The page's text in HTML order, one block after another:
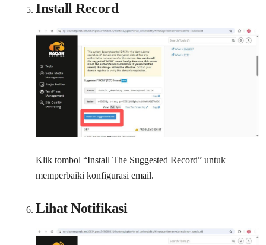
Install Record
Klik tombol “Install The Suggested Record” untuk
memperbaiki konfigurasi email.
Lihat Notifikasi